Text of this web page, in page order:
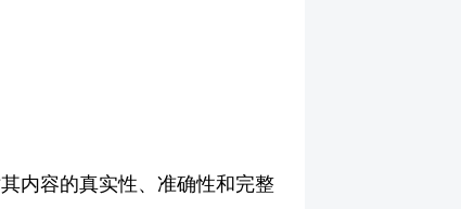
内容的真实性、准确性和完整